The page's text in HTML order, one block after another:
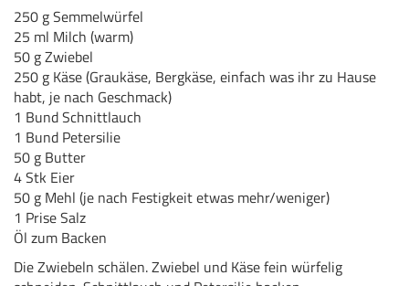
250 g Semmelwürfel
25 ml Milch (warm)
50 g Zwiebel
250 g Käse (Graukäse, Bergkäse, einfach was ihr zu Hause
habt, je nach Geschmack)
1 Bund Schnittlauch
1 Bund Petersilie
50 g Butter
4 Stk Eier
50 g Mehl (je nach Festigkeit etwas mehr/weniger)
1 Prise Salz
Öl zum Backen
Die Zwiebeln schälen. Zwiebel und Käse fein würfelig